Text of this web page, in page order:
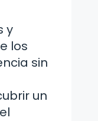
y
los
sin
un